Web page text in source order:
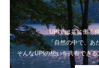
UPIでは共に働く
「自然の中で、あ
そんなUPIの想いを共有でき